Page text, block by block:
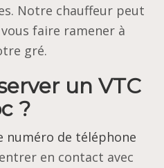
Notre chauffeur peut
faire ramener à
gré.
un VTC
?
numéro de téléphone
en contact avec